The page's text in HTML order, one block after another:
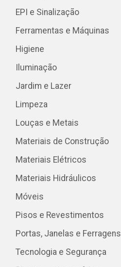
EPI e Sinalização
Ferramentas e Máquinas
Higiene
Iluminação
Jardim e Lazer
Limpeza
Louças e Metais
Materiais de Construção
Materiais Elétricos
Materiais Hidráulicos
Móveis
Pisos e Revestimentos
Portas, Janelas e Ferragens
Tecnologia e Segurança